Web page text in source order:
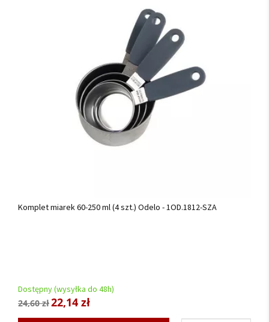
Komplet miarek 60-250 ml (4 szt.) Odelo - 1OD.1812-SZA
Dostępny (wysyłka do 48h)
24,60 zł22,14 zł